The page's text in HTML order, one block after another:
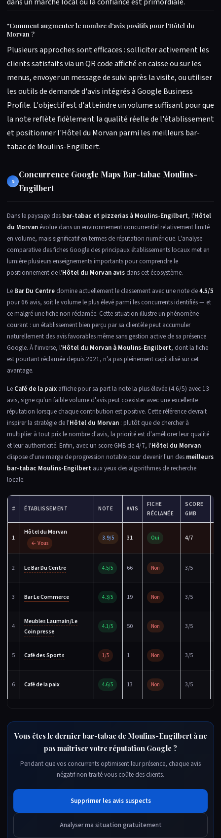
"Comment augmenter le nombre d'avis positifs pour l'Hôtel du
Morvan ?
Plusieurs approches sont efficaces : solliciter activement les
clients satisfaits via un QR code affiché en caisse ou sur les
menus, envoyer un message de suivi après la visite, ou utiliser
les outils de demande d'avis intégrés à Google Business
Profile. L'objectif est d'atteindre un volume suffisant pour que
la note reflète fidèlement la qualité réelle de l'établissement
et positionner l'Hôtel du Morvan parmi les meilleurs bar-
tabac de Moulins-Engilbert.
8
Concurrence Google Maps Bar-tabac Moulins-
Engilbert
Dans le paysage des bar-tabac et pizzerias à Moulins-Engilbert, l'Hôtel
du Morvan évolue dans un environnement concurrentiel relativement limité
en volume, mais significatif en termes de réputation numérique. L'analyse
comparative des fiches Google des principaux établissements locaux met en
lumière plusieurs enseignements importants pour comprendre le
positionnement de l'Hôtel du Morvan avis dans cet écosystème.
Le Bar Du Centre domine actuellement le classement avec une note de4.5/5
pour 66 avis, soit le volume le plus élevé parmi les concurrents identifiés — et
ce malgré une fiche non réclamée. Cette situation illustre un phénomène
courant : un établissement bien perçu par sa clientèle peut accumuler
naturellement des avis favorables même sans gestion active de sa présence
Google. À l'inverse, l'Hôtel du Morvan à Moulins-Engilbert, dont la fiche
est pourtant réclamée depuis 2021, n'a pas pleinement capitalisé sur cet
avantage.
Le Café de la paix affiche pour sa part la note la plus élevée (4.6/5) avec 13
avis, signe qu'un faible volume d'avis peut coexister avec une excellente
réputation lorsque chaque contribution est positive. Cette référence devrait
inspirer la stratégie de l'Hôtel du Morvan : plutôt que de chercher à
multiplier à tout prix le nombre d'avis, la priorité est d'améliorer leur qualité
et leur authenticité. Enfin, avec un score GMB de 4/7, l'Hôtel du Morvan
dispose d'une marge de progression notable pour devenir l'un des meilleurs
bar-tabac Moulins-Engilbert aux yeux des algorithmes de recherche
locale.
# ÉTABLISSEMENT NOTE AVIS
FICHE
RÉCLAMÉE
SCORE
GMB
1
Hôtel du Morvan
← Vous
3.9/5 31 Oui 4/7
2 Le Bar Du Centre 4.5/5 66 Non 3/5
3 Bar Le Commerce 4.3/5 19 Non 3/5
4
Meubles Laumain/Le
Coin presse
4.1/5 50 Non 3/5
5 Café des Sports 1/5 1 Non 3/5
6 Café de la paix 4.6/5 13 Non 3/5
Vous êtes le dernier bar-tabac de Moulins-Engilbert à ne
pas maîtriser votre réputation Google ?
Pendant que vos concurrents optimisent leur présence, chaque avis
négatif non traité vous coûte des clients.
Supprimer les avis suspects
Analyser ma situation gratuitement